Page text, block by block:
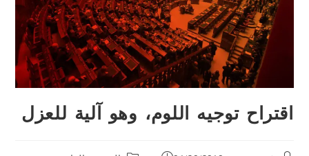
اقتراح توجيه اللوم، وهو آلية للعزل